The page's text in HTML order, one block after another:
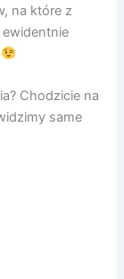
na które z
Chodzicie na
same